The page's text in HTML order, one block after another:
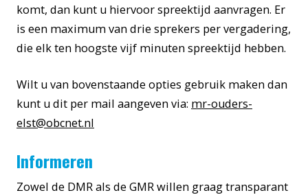
komt, dan kunt u hiervoor spreektijd aanvragen. Er
is een maximum van drie sprekers per vergadering,
die elk ten hoogste vijf minuten spreektijd hebben.
Wilt u van bovenstaande opties gebruik maken dan
kunt u dit per mail aangeven via: mr-ouders-
elst@obcnet.nl
Informeren
Zowel de DMR als de GMR willen graag transparant